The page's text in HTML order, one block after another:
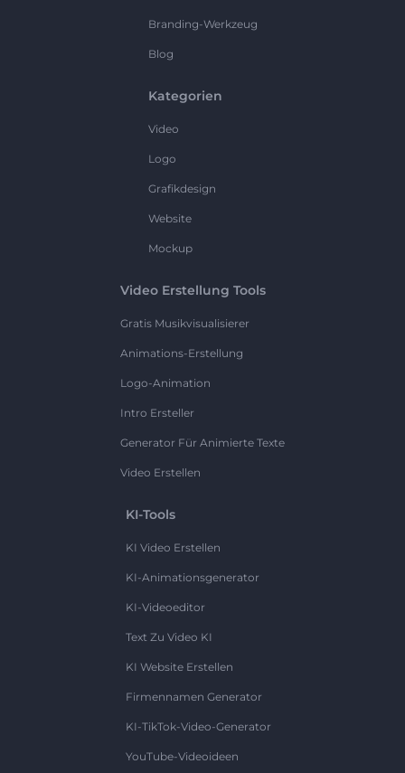
Branding-Werkzeug
Blog
Kategorien
Video
Logo
Grafikdesign
Website
Mockup
Video Erstellung Tools
Gratis Musikvisualisierer
Animations-Erstellung
Logo-Animation
Intro Ersteller
Generator Für Animierte Texte
Video Erstellen
KI-Tools
KI Video Erstellen
KI-Animationsgenerator
KI-Videoeditor
Text Zu Video KI
KI Website Erstellen
Firmennamen Generator
KI-TikTok-Video-Generator
YouTube-Videoideen